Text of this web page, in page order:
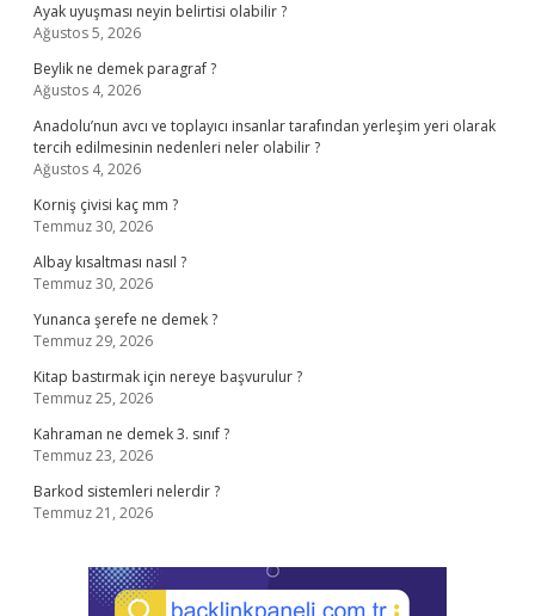
Ayak uyuşması neyin belirtisi olabilir ?
Ağustos 5, 2026
Beylik ne demek paragraf ?
Ağustos 4, 2026
Anadolu’nun avcı ve toplayıcı insanlar tarafından yerleşim yeri olarak
tercih edilmesinin nedenleri neler olabilir ?
Ağustos 4, 2026
Korniş çivisi kaç mm ?
Temmuz 30, 2026
Albay kısaltması nasıl ?
Temmuz 30, 2026
Yunanca şerefe ne demek ?
Temmuz 29, 2026
Kitap bastırmak için nereye başvurulur ?
Temmuz 25, 2026
Kahraman ne demek 3. sınıf ?
Temmuz 23, 2026
Barkod sistemleri nelerdir ?
Temmuz 21, 2026